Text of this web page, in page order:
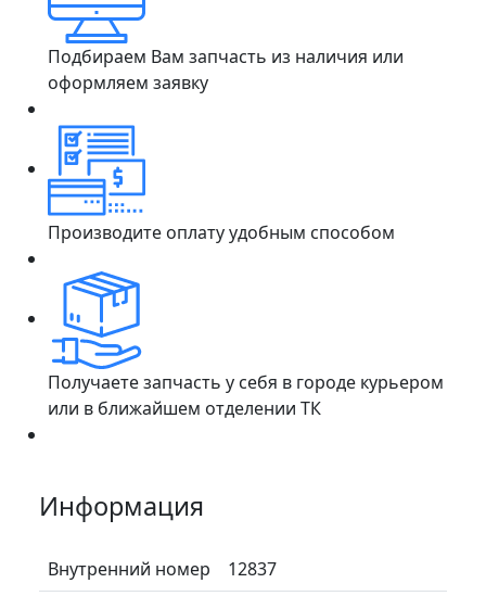
Подбираем Вам запчасть из наличия или
оформляем заявку
Производите оплату удобным способом
Получаете запчасть у себя в городе курьером
или в ближайшем отделении ТК
Информация
Внутренний номер
12837